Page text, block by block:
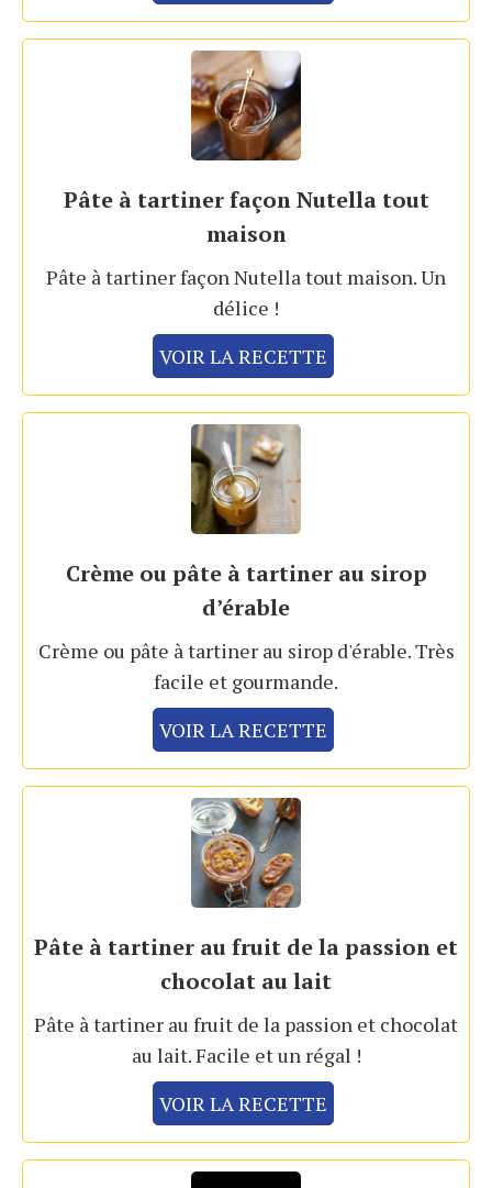
Pâte à tartiner façon Nutella tout
maison
Pâte à tartiner façon Nutella tout maison. Un
délice !
VOIR LA RECETTE
Crème ou pâte à tartiner au sirop
d’érable
Crème ou pâte à tartiner au sirop d'érable. Très
facile et gourmande.
VOIR LA RECETTE
Pâte à tartiner au fruit de la passion et
chocolat au lait
Pâte à tartiner au fruit de la passion et chocolat
au lait. Facile et un régal !
VOIR LA RECETTE